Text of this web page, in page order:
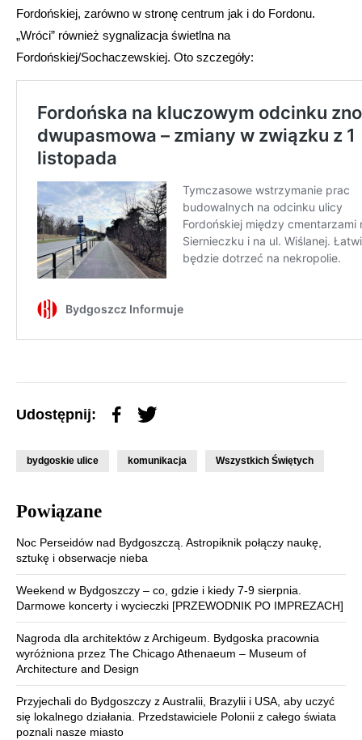
Fordońskiej, zarówno w stronę centrum jak i do Fordonu.
„Wróci” również sygnalizacja świetlna na
Fordońskiej/Sochaczewskiej. Oto szczegóły:
Udostępnij:
bydgoskie ulice komunikacja Wszystkich Świętych
Powiązane
Noc Perseidów nad Bydgoszczą. Astropiknik połączy naukę,
sztukę i obserwacje nieba
Weekend w Bydgoszczy – co, gdzie i kiedy 7-9 sierpnia.
Darmowe koncerty i wycieczki [PRZEWODNIK PO IMPREZACH]
Nagroda dla architektów z Archigeum. Bydgoska pracownia
wyróżniona przez The Chicago Athenaeum – Museum of
Architecture and Design
Przyjechali do Bydgoszczy z Australii, Brazylii i USA, aby uczyć
się lokalnego działania. Przedstawiciele Polonii z całego świata
poznali nasze miasto